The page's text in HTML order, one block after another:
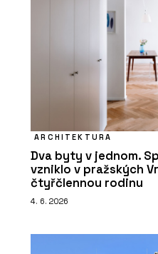
ARCHITEKTURA
Dva byty v jednom.
vzniklo v pražských
čtyřčlennou rodinu
4. 6. 2026